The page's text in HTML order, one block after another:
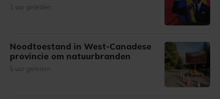
1 uur geleden
Noodtoestand in West-Canadese
provincie om natuurbranden
5 uur geleden